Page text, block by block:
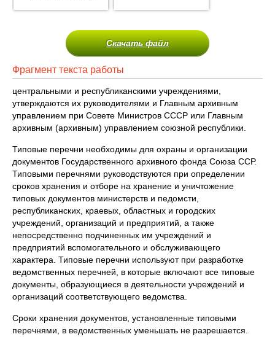
Скачать файл
Фрагмент текста работы
центральными и республиканскими учреждениями,
утверждаются их руководителями и Главным архивным
управлением при Совете Министров СССР или Главным
архивным (архивным) управлением союзной республики.
Типовые перечни необходимы для охраны и организации
документов Государственного архивного фонда Союза ССР.
Типовыми перечнями руководствуются при определении
сроков хранения и отборе на хранение и уничтожение
типовых документов министерств и педомсти,
республиканских, краевых, областных и городских
учреждений, организаций и предприятий, а также
непосредственно подчиненных им учреждений и
предприятий вспомогательного и обслуживающего
характера. Типовые перечни используют при разработке
ведомственных перечней, в которые включают все типовые
документы, образующиеся в деятельности учреждений и
организаций соответствующего ведомства.
Сроки хранения документов, установленные типовыми
перечнями, в ведомственных уменьшать не разрешается.